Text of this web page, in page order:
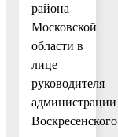
района
Московской
области в
лице
руководителя
администрации
Воскресенского